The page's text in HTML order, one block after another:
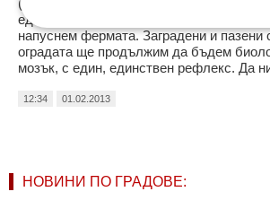
(нямаме право сами да си намерим
едно хранене ние сме раздразнени, но
напуснем фермата. Заградени и
оградата ще продължим да бъдем
мозък, с един, единствен рефлекс. Да
12:34 01.02.2013
НОВИНИ ПО ГРАДОВЕ: